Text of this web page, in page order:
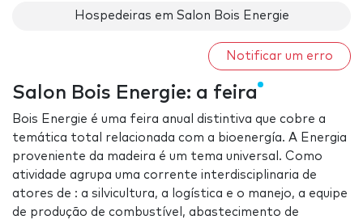
Hospedeiras em Salon Bois Energie
Notificar um erro
Salon Bois Energie: a feira
Bois Energie é uma feira anual distintiva que cobre a
temática total relacionada com a bioenergía. A Energia
proveniente da madeira é um tema universal. Como
atividade agrupa uma corrente interdisciplinaria de
atores de : a silvicultura, a logística e o manejo, a equipe
de produção de combustível, abastecimento de